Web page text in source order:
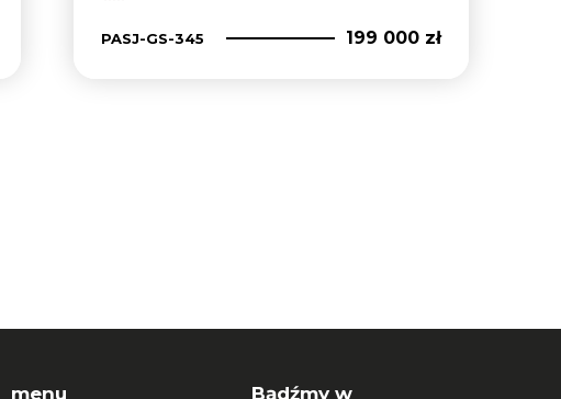
PASJ-GS-345 199 000 zł
menu Bądźmy w